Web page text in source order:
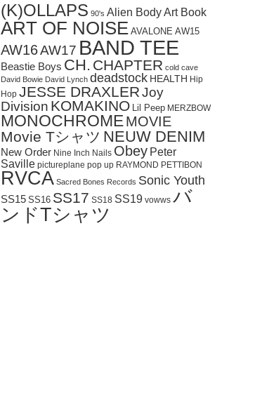
(K)OLLAPS 90's Alien BodyArt Book
ART OF NOISE AVALONE AW15
AW16AW17 BAND TEE
Beastie Boys CH. CHAPTER cold cave
David Bowie David Lynch deadstock HEALTH Hip
Hop JESSE DRAXLERJoy
Division KOMAKINO Lil Peep MERZBOW
MONOCHROMEMOVIE
Movie Tシャツ NEUW DENIM
New Order Nine Inch Nails Obey Peter
Saville pictureplane pop up RAYMOND PETTIBON
RVCA Sacred Bones Records Sonic Youth
SS15 SS16 SS17 SS18 SS19 vowws バ
ンドTシャツ